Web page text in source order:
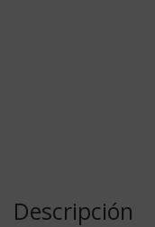
Descripción